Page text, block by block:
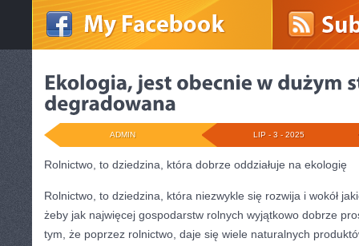
LIP - 3 - 2025
ADMIN
Rolnictwo, to dziedzina, która dobrze oddziałuje na ekologię
Rolnictwo, to dziedzina, która niezwykle się rozwija i wokół
żeby jak najwięcej gospodarstw rolnych wyjątkowo dobrze
tym, że poprzez rolnictwo, daje się wiele naturalnych